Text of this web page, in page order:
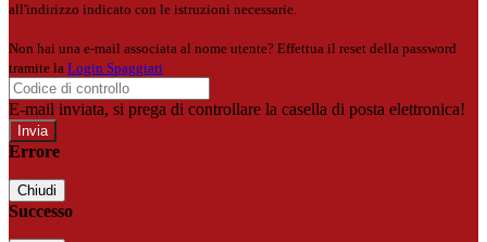
all'indirizzo indicato con le istruzioni necessarie.
Non hai una e-mail associata al nome utente? Effettua il reset della password
tramite la Login Spaggiari
E-mail inviata, si prega di controllare la casella di posta elettronica!
Errore
Chiudi
Successo